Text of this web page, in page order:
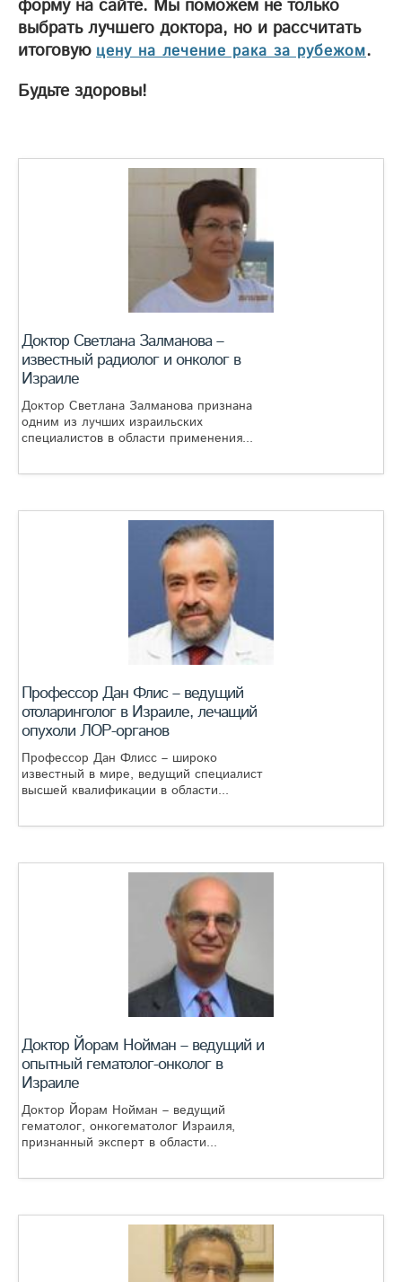
форму на сайте. Мы поможем не только
выбрать лучшего доктора, но и рассчитать
итоговую цену на лечение рака за рубежом.
Будьте здоровы!
Доктор Светлана Залманова –
известный радиолог и онколог в
Израиле
Доктор Светлана Залманова признана
одним из лучших израильских
специалистов в области применения...
Профессор Дан Флис – ведущий
отоларинголог в Израиле, лечащий
опухоли ЛОР-органов
Профессор Дан Флисс – широко
известный в мире, ведущий специалист
высшей квалификации в области...
Доктор Йорам Нойман – ведущий и
опытный гематолог-онколог в
Израиле
Доктор Йорам Нойман – ведущий
гематолог, онкогематолог Израиля,
признанный эксперт в области...